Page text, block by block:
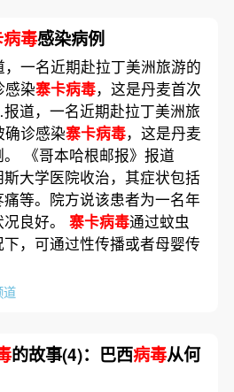
毒感染病例
一名近期赴拉丁美洲旅游的
感染寨卡病毒，这是丹麦首次
道，一名近期赴拉丁美洲旅
确诊感染寨卡病毒，这是丹麦
《哥本哈根邮报》报道
大学医院收治，其症状包括
等。院方说该患者为一名年
良好。 寨卡病毒通过蚊虫
，可通过性传播或者母婴传
道
的故事(4)：巴西病毒从何